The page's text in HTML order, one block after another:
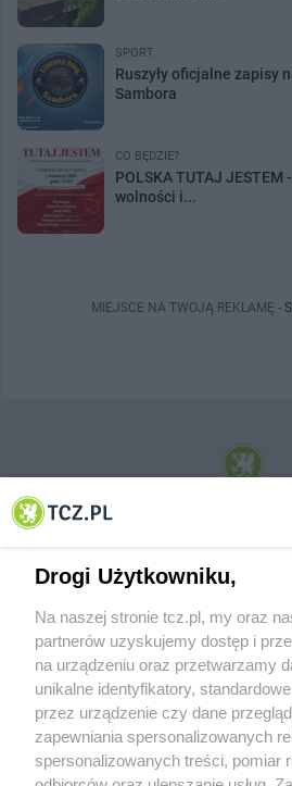
SPORT
Ruszyły oficjalne zapisy
Sambora
CO BĘDZIE?
POLSKA TUTAJ
wolności i...
MIEJSCE NA TWOJĄ REKLAMĘ -
© 2001-2026 Tczew - TCZ.PL Sp. z o.o.
O FIRMIE POLITYKA
REKLAMA WSPÓŁPRACA RSS
Drogi Użytkowniku,
Na naszej stronie tcz.pl, my oraz
partnerów uzyskujemy dostęp i
na urządzeniu oraz przetwarzamy
unikalne identyfikatory,
przez urządzenie czy dane
zapewniania spersonalizowanych
spersonalizowanych treści, pomiar